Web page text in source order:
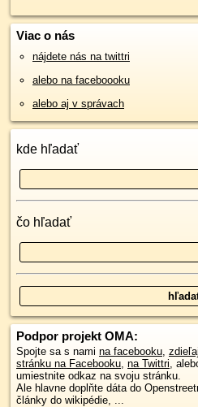
Viac o nás
nájdete nás na twittri
alebo na faceboooku
alebo aj v správach
kde hľadať
čo hľadať
Podpor projekt OMA:
Spojte sa s nami na facebooku,
stránku na Facebooku, na Twittri,
umiestnite odkaz na svoju stránku.
Ale hlavne doplňte dáta do
články do wikipédie, ...